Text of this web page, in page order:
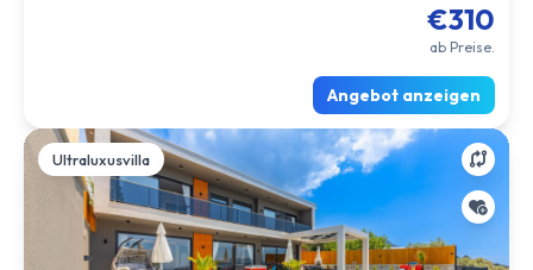
€310
ab Preise.
Angebot anzeigen
Ultraluxusvilla